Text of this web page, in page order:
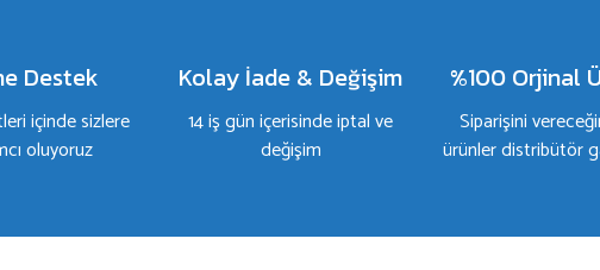
Destek
içinde sizlere
oluyoruz
Kolay İade & Değişim
14 iş gün içerisinde iptal ve
değişim
%100 Orjinal
Siparişini
ürünler distribütör